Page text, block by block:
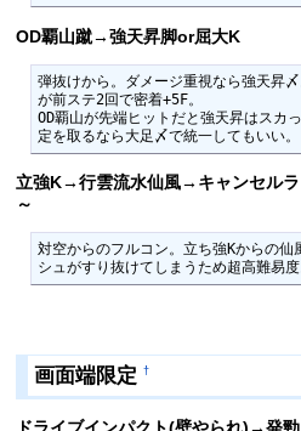
OD覇山蹴→強天昇脚or屈大K
弾抜けから。ダメージ重視なら強天昇
が前ステ2回で密着+5F。
OD覇山が先端ヒットだと強天昇はスカ
定を取るなら大足〆で統一してもいい。
立強K→行雲流水仙風→キャンセル
～
対空からのフルコン。立ち強Kからの仙
シュがすり抜けてしまうため超高難易度
画面端限定 †